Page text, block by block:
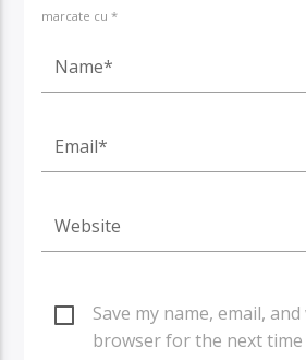
marcate cu *
Save my name, email,
browser for the next time